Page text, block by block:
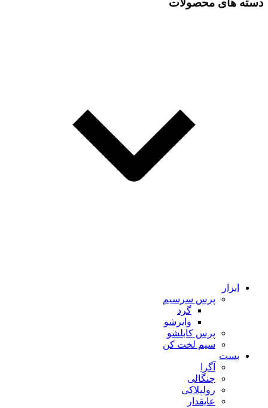
دسته های محصولات
ابزار
پرس سرسیم
گرد
وایرشو
پرس کابلشو
سیم لخت کن
بست
آگرا
چنگالی
رولپلاکی
عایقدار